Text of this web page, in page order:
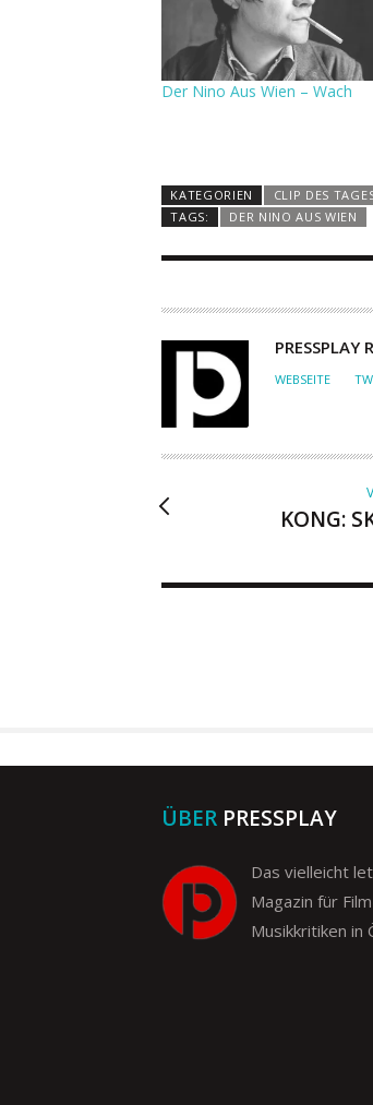
Der Nino Aus Wien – Wach
KATEGORIEN
CLIP DES
TAGS:
DER NINO AUS WIEN
A
U
R
PRESSPLAY
WEBSEITE
KONG:
ÜBER PRESSPLAY
Das vielleicht
Magazin für
Musikkritiken in